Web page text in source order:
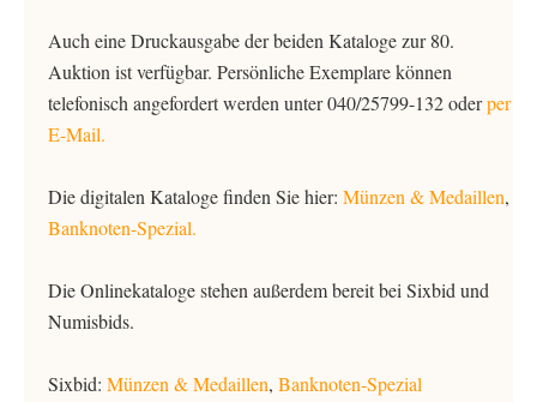
Auch eine Druckausgabe der beiden Kataloge zur 80.
Auktion ist verfügbar. Persönliche Exemplare können
telefonisch angefordert werden unter 040/25799-132 oderper
E-Mail.
Die digitalen Kataloge finden Sie hier: Münzen & Medaillen,
Banknoten-Spezial.
Die Onlinekataloge stehen außerdem bereit bei Sixbid und
Numisbids.
Sixbid: Münzen & Medaillen, Banknoten-Spezial